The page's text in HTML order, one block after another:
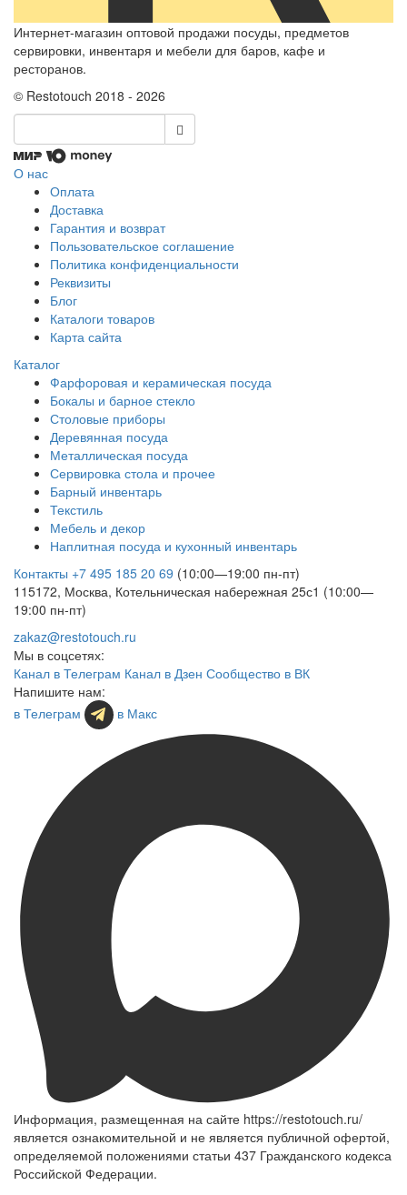
Интернет-магазин оптовой продажи посуды, предметов
сервировки, инвентаря и мебели для баров, кафе и
ресторанов.
© Restotouch 2018 - 2026
О нас
Оплата
Доставка
Гарантия и возврат
Пользовательское соглашение
Политика конфиденциальности
Реквизиты
Блог
Каталоги товаров
Карта сайта
Каталог
Фарфоровая и керамическая посуда
Бокалы и барное стекло
Столовые приборы
Деревянная посуда
Металлическая посуда
Сервировка стола и прочее
Барный инвентарь
Текстиль
Мебель и декор
Наплитная посуда и кухонный инвентарь
Контакты +7 495 185 20 69 (10:00—19:00 пн-пт)
115172, Москва, Котельническая набережная 25с1 (10:00—
19:00 пн-пт)
zakaz@restotouch.ru
Мы в соцсетях:
Канал в Телеграм Канал в Дзен Сообщество в ВК
Напишите нам:
в Телеграм
в Макс
Информация, размещенная на сайте https://restotouch.ru/
является ознакомительной и не является публичной офертой,
определяемой положениями статьи 437 Гражданского кодекса
Российской Федерации.